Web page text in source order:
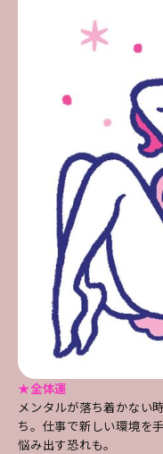
★全体運
メンタルが落ち着かない
ち。仕事で新しい環境を
悩み出す恐れも。